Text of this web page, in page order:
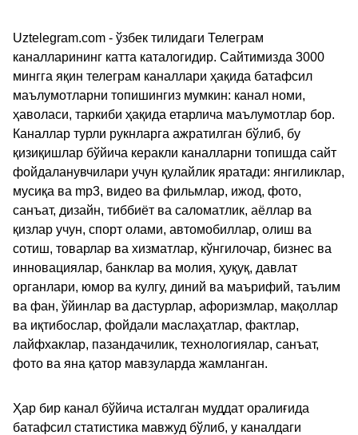
Uztelegram.com - ўзбек тилидаги Телеграм
каналларининг катта каталогидир. Сайтимизда 3000
мингга яқин телеграм каналлари ҳақида батафсил
маълумотларни топишингиз мумкин: канал номи,
ҳаволаси, таркиби ҳақида етарлича маълумотлар бор.
Каналлар турли рукнларга ажратилган бўлиб, бу
қизиқишлар бўйича керакли каналларни топишда сайт
фойдаланувчилари учун қулайлик яратади: янгиликлар,
мусиқа ва mp3, видео ва фильмлар, ижод, фото,
санъат, дизайн, тиббиёт ва саломатлик, аёллар ва
қизлар учун, спорт олами, автомобиллар, олиш ва
сотиш, товарлар ва хизматлар, кўнгилочар, бизнес ва
инновациялар, банклар ва молия, ҳуқуқ, давлат
органлари, юмор ва кулгу, диний ва маърифий, таълим
ва фан, ўйинлар ва дастурлар, афоризмлар, мақоллар
ва иқтибослар, фойдали маслаҳатлар, фактлар,
лайфхаклар, пазандачилик, технологиялар, санъат,
фото ва яна қатор мавзуларда жамланган.
Ҳар бир канал бўйича исталган муддат оралиғида
батафсил статистика мавжуд бўлиб, у каналдаги